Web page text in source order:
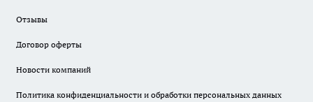
Отзывы
Договор оферты
Новости компаний
Политика конфиденциальности и обработки персональных данных